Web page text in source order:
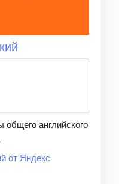
общего английского
от Яндекс